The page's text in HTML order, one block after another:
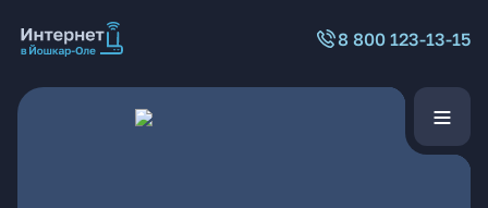
8 800 123-13-15